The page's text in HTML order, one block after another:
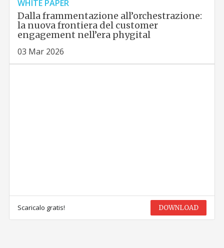
WHITE PAPER
Dalla frammentazione all’orchestrazione:
la nuova frontiera del customer
engagement nell’era phygital
03 Mar 2026
Scaricalo gratis! DOWNLOAD